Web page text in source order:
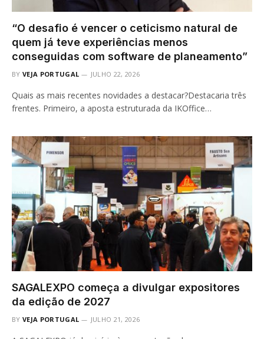
“O desafio é vencer o ceticismo natural de
quem já teve experiências menos
conseguidas com software de planeamento”
BY VEJA PORTUGAL JULHO 22, 2026
Quais as mais recentes novidades a destacar?Destacaria três
frentes. Primeiro, a aposta estruturada da IKOffice…
SAGALEXPO começa a divulgar expositores
da edição de 2027
BY VEJA PORTUGAL JULHO 21, 2026